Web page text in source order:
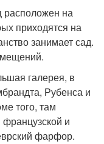
расположен на
приходятся на
занимает сад.
галерея, в
Рубенса и
того, там
и
фарфор.